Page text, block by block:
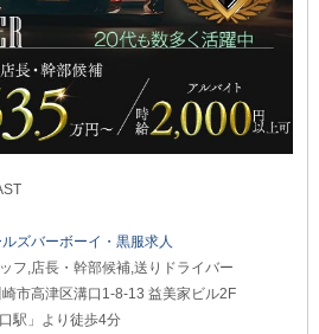
ズバーボーイ・黒服求人
フ,店長・幹部候補,送りドライバー
崎市高津区溝口1-8-13 益美家ビル2F
駅」より徒歩4分